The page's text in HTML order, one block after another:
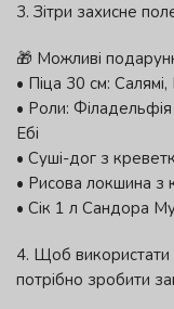
3. Зітри захисне
🎁 Можливі
• Піца 30 см:
• Роли: Філадельфія
Ебі
• Суші-дог з
• Рисова локшина з
• Сік 1 л Сандора
4. Щоб використати
потрібно зробити